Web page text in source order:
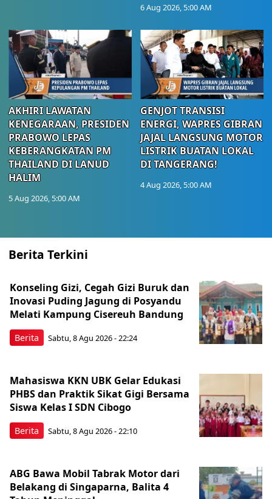
6 Aug 2026, 5:00 AM
AKHIRI LAWATAN
KENEGARAAN, PRESIDEN
PRABOWO LEPAS
KEBERANGKATAN PM
THAILAND DI LANUD
HALIM
5 Aug 2026, 5:00 AM
GENJOT TRANSISI
ENERGI, WAPRES GIBRAN
JAJAL LANGSUNG MOTOR
LISTRIK BUATAN LOKAL
DI TANGERANG!
4 Aug 2026, 5:00 AM
Berita Terkini
Berita
Konseling Gizi, Cegah Gizi Buruk dan
Inovasi Puding Jagung di Posyandu
Melati Kampung Cisereuh Bandung
Sabtu, 8 Agu 2026 - 22:24
Berita
Mahasiswa KKN UBK Gelar Edukasi
PHBS dan Praktik Sikat Gigi Bersama
Siswa Kelas I SDN Cibogo
Sabtu, 8 Agu 2026 - 22:10
ABG Bawa Mobil Tabrak Motor dari
Belakang di Singaparna, Balita 4